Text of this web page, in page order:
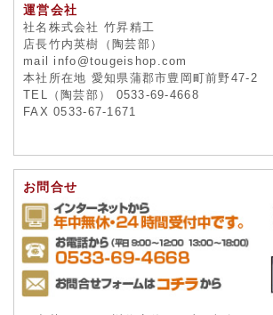
運営会社
社名株式会社 竹昇精工
店長竹内英樹（陶芸部）
mail info@tougeishop.com
本社所在地 愛知県蒲郡市豊岡町前野47-2
TEL（陶芸部） 0533-69-4668
FAX 0533-67-1671
お問合せ